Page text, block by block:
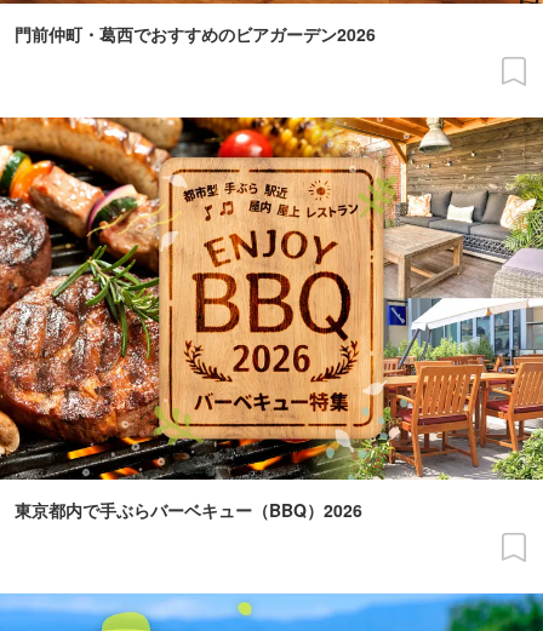
門前仲町・葛西でおすすめのビアガーデン2026
東京都内で手ぶらバーベキュー（BBQ）2026